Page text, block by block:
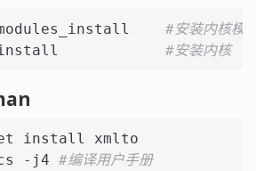
modules_install #安装内核模
install #安装内核
install xmlto
-j4 #编译用户手册